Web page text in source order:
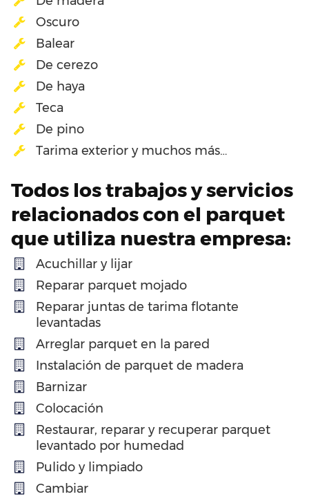
Oscuro
Balear
De cerezo
De haya
Teca
De pino
Tarima exterior y muchos más…
Todos los trabajos y servicios
relacionados con el parquet
que utiliza nuestra empresa:
Acuchillar y lijar
Reparar parquet mojado
Reparar juntas de tarima flotante
levantadas
Arreglar parquet en la pared
Instalación de parquet de madera
Barnizar
Colocación
Restaurar, reparar y recuperar parquet
levantado por humedad
Pulido y limpiado
Cambiar